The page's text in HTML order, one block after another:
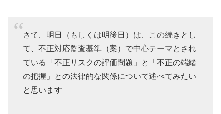
さて、明日（もしくは明後日）は、この続きとし
て、不正対応監査基準（案）で中心テーマとされ
ている「不正リスクの評価問題」と「不正の端緒
の把握」との法律的な関係について述べてみたい
と思います